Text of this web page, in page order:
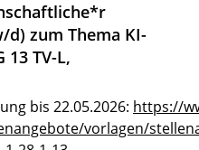
zum Thema KI-
13 TV-L,
bis 22.05.2026: https://
vorlagen/